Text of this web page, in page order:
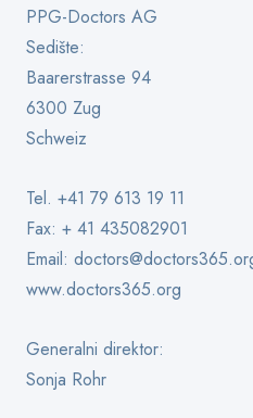
PPG-Doctors AG
Sedište:
Baarerstrasse 94
6300 Zug
Schweiz
Tel. +41 79 613 19 11
Fax: + 41 435082901
Email:
www.doctors365.org
Generalni direktor:
Sonja Rohr